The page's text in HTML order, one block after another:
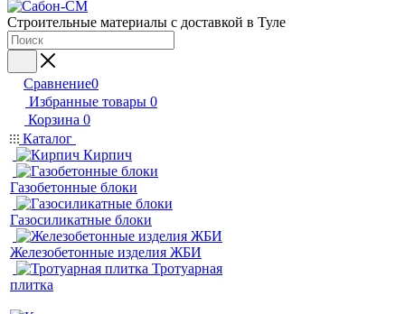
Строительные материалы с доставкой в Туле
Сравнение0
Избранные товары 0
Корзина 0
Каталог
Кирпич
Газобетонные блоки
Газосиликатные блоки
Железобетонные изделия ЖБИ
Тротуарная
плитка